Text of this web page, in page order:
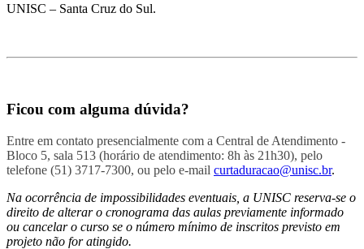
UNISC – Santa Cruz do Sul.
Ficou com alguma dúvida?
Entre em contato presencialmente com a Central de Atendimento -
Bloco 5, sala 513 (horário de atendimento: 8h às 21h30), pelo
telefone (51) 3717-7300, ou pelo e-mail curtaduracao@unisc.br.
Na ocorrência de impossibilidades eventuais, a UNISC reserva-se o
direito de alterar o cronograma das aulas previamente informado
ou cancelar o curso se o número mínimo de inscritos previsto em
projeto não for atingido.